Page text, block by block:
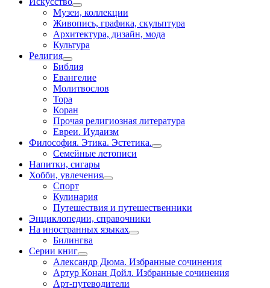
Музеи, коллекции
Живопись, графика, скульптура
Архитектура, дизайн, мода
Культура
Религия
Библия
Евангелие
Молитвослов
Тора
Коран
Прочая религиозная литература
Евреи. Иудаизм
Философия. Этика. Эстетика.
Семейные летописи
Напитки, сигары
Хобби, увлечения
Спорт
Кулинария
Путешествия и путешественники
Энциклопедии, справочники
На иностранных языках
Билингва
Серии книг
Александр Дюма. Избранные сочинения
Артур Конан Дойл. Избранные сочинения
Арт-путеводители